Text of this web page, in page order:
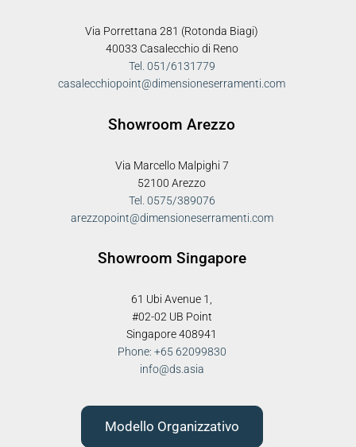
Via Porrettana 281 (Rotonda Biagi)
40033 Casalecchio di Reno
Tel. 051/6131779
casalecchiopoint@dimensioneserramenti.com
Showroom Arezzo
Via Marcello Malpighi 7
52100 Arezzo
Tel. 0575/389076
arezzopoint@dimensioneserramenti.com
Showroom Singapore
61 Ubi Avenue 1,
#02-02 UB Point
Singapore 408941
Phone: +65 62099830
info@ds.asia
Modello Organizzativo